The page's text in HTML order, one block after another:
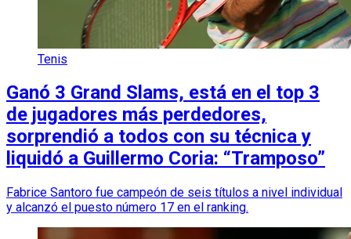
Tenis
Ganó 3 Grand Slams, está en el top 3
de jugadores más perdedores,
sorprendió a todos con su técnica y
liquidó a Guillermo Coria: “Tramposo”
Fabrice Santoro fue campeón de seis títulos a nivel individual
y alcanzó el puesto número 17 en el ranking.